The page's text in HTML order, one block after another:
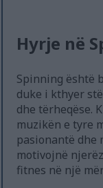
Hyrje në
Spinning është
duke i kthyer
dhe tërheqëse.
muzikën e tyre
pasionantë dhe
motivojnë
fitnes në një